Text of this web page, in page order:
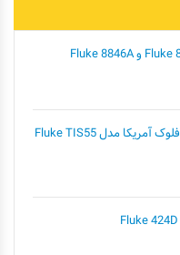
دوربین تصویربرداری حرارتی فلوک آمریکا مدل Fluke TIS55